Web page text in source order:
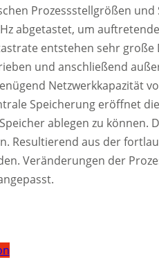
Prozessstellgrößen
abgetastet, um
entstehen sehr
und anschließend
Netzwerkkapazität
Speicherung eröffnet
ablegen zu
Resultierend aus der
Veränderungen der